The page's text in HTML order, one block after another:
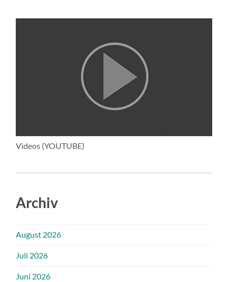
Videos (YOUTUBE)
Archiv
August 2026
Juli 2026
Juni 2026